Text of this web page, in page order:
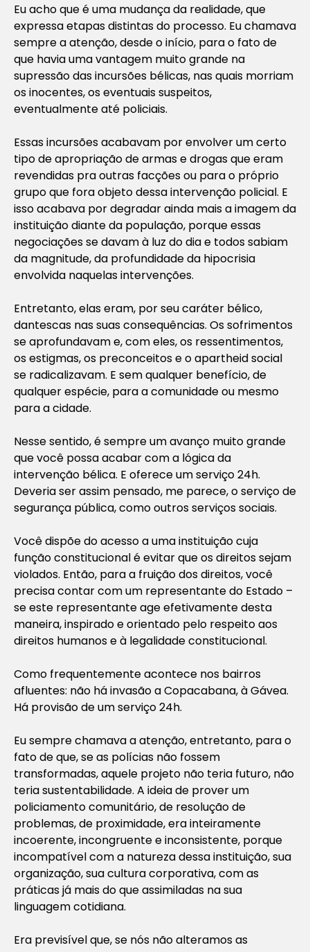
Eu acho que é uma mudança da realidade, que
expressa etapas distintas do processo. Eu chamava
sempre a atenção, desde o início, para o fato de
que havia uma vantagem muito grande na
supressão das incursões bélicas, nas quais morriam
os inocentes, os eventuais suspeitos,
eventualmente até policiais.
Essas incursões acabavam por envolver um certo
tipo de apropriação de armas e drogas que eram
revendidas pra outras facções ou para o próprio
grupo que fora objeto dessa intervenção policial. E
isso acabava por degradar ainda mais a imagem da
instituição diante da população, porque essas
negociações se davam à luz do dia e todos sabiam
da magnitude, da profundidade da hipocrisia
envolvida naquelas intervenções.
Entretanto, elas eram, por seu caráter bélico,
dantescas nas suas consequências. Os sofrimentos
se aprofundavam e, com eles, os ressentimentos,
os estigmas, os preconceitos e o apartheid social
se radicalizavam. E sem qualquer benefício, de
qualquer espécie, para a comunidade ou mesmo
para a cidade.
Nesse sentido, é sempre um avanço muito grande
que você possa acabar com a lógica da
intervenção bélica. E oferece um serviço 24h.
Deveria ser assim pensado, me parece, o serviço de
segurança pública, como outros serviços sociais.
Você dispõe do acesso a uma instituição cuja
função constitucional é evitar que os direitos sejam
violados. Então, para a fruição dos direitos, você
precisa contar com um representante do Estado –
se este representante age efetivamente desta
maneira, inspirado e orientado pelo respeito aos
direitos humanos e à legalidade constitucional.
Como frequentemente acontece nos bairros
afluentes: não há invasão a Copacabana, à Gávea.
Há provisão de um serviço 24h.
Eu sempre chamava a atenção, entretanto, para o
fato de que, se as polícias não fossem
transformadas, aquele projeto não teria futuro, não
teria sustentabilidade. A ideia de prover um
policiamento comunitário, de resolução de
problemas, de proximidade, era inteiramente
incoerente, incongruente e inconsistente, porque
incompatível com a natureza dessa instituição, sua
organização, sua cultura corporativa, com as
práticas já mais do que assimiladas na sua
linguagem cotidiana.
Era previsível que, se nós não alteramos as